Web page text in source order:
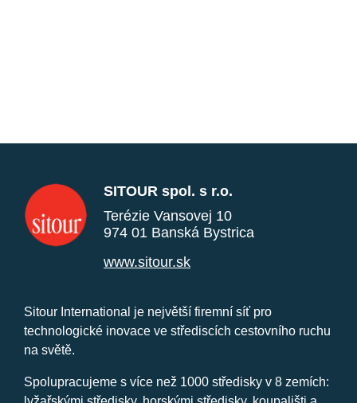
SITOUR spol. s r.o.
Terézie Vansovej 10
974 01 Banská Bystrica
www.sitour.sk
Sitour International je největší firemní síť pro
technologické inovace ve střediscích cestovního ruchu
na světě.
Spolupracujeme s více než 1000 středisky v 8 zemích: